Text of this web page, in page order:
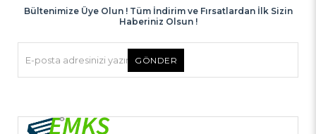
Bültenimize Üye Olun ! Tüm İndirim ve Fırsatlardan İlk Sizin
Haberiniz Olsun !
GÖNDER